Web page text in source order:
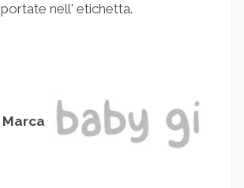
nell' etichetta.
Marca